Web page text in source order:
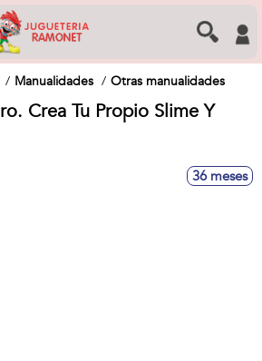
Manualidades Otras manualidades
Crea Tu Propio Slime Y
36 meses